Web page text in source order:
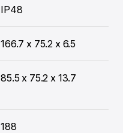
IP48
166.7 х 75.2 х 6.5
85.5 x 75.2 x 13.7
188